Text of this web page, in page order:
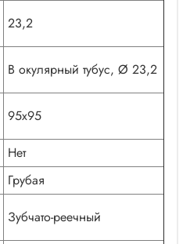
23,2
В окулярный тубус, Ø 23,2
95х95
Нет
Грубая
Зубчато-реечный